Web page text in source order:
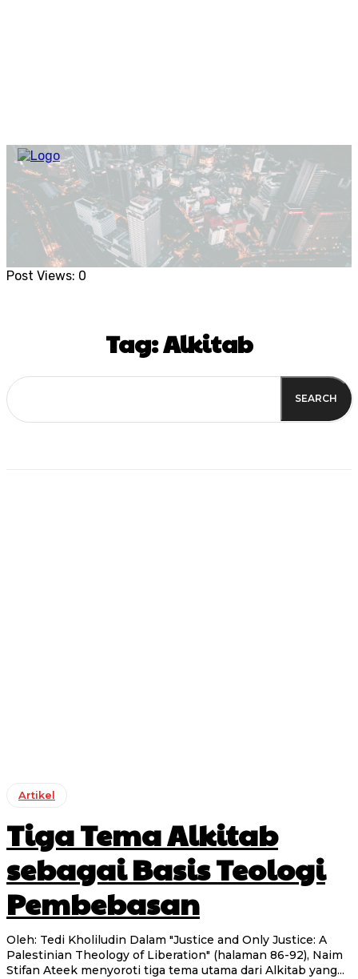
Post Views: 0
Tag:Alkitab
SEARCH
Artikel
Tiga Tema Alkitab
sebagai Basis Teologi
Pembebasan
Oleh: Tedi Kholiludin Dalam "Justice and Only Justice: A
Palestinian Theology of Liberation" (halaman 86-92), Naim
Stifan Ateek menyoroti tiga tema utama dari Alkitab yang...